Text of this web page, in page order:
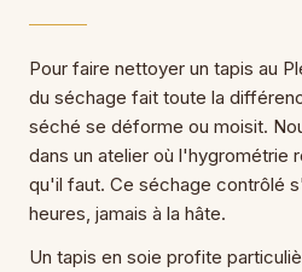
Pour faire nettoyer un tapis au
du séchage fait toute la
séché se déforme ou moisit.
dans un atelier où l'hygrométrie
qu'il faut. Ce séchage contrôlé
heures, jamais à la hâte.
Un tapis en soie profite